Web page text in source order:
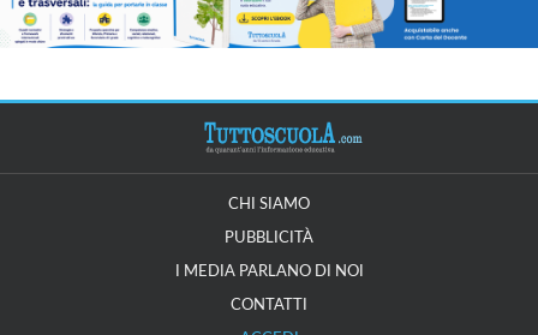
CHI SIAMO
PUBBLICITÀ
I MEDIA PARLANO DI NOI
CONTATTI